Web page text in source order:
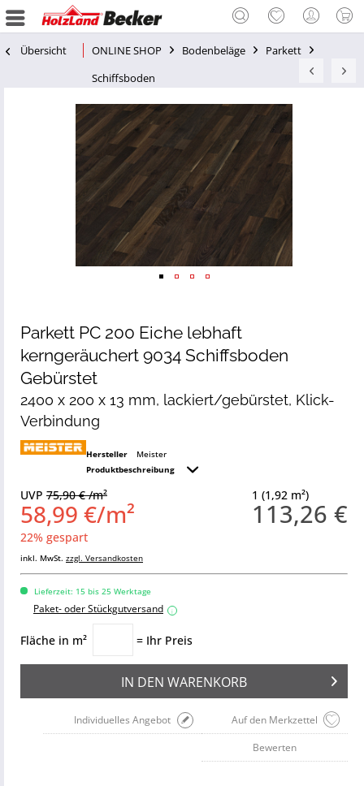
Übersicht ONLINE SHOP Bodenbeläge
Parkett
Schiffsboden
Parkett PC 200 Eiche lebhaft
kerngeräuchert 9034 Schiffsboden
Gebürstet
2400 x 200 x 13 mm, lackiert/gebürstet, Klick-
Verbindung
Hersteller
Meister
Produktbeschreibung
1 (1,92 m²)
113,26 €
UVP 75,90 € /m²
58,99 €/m²
22% gespart
inkl. MwSt. zzgl. Versandkosten
Lieferzeit: 15 bis 25 Werktage
Paket- oder Stückgutversand i
Fläche in m² = Ihr Preis
IN DEN WARENKORB
Auf den Merkzettel
Individuelles Angebot
Bewerten